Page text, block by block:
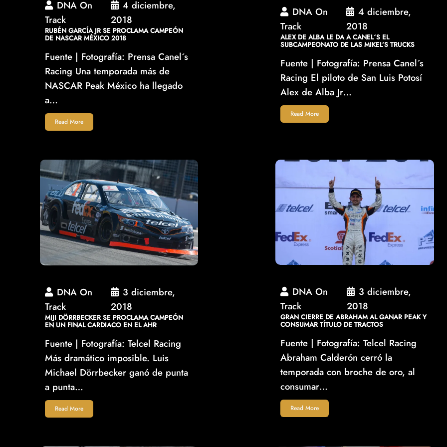
DNA On
Track
4 diciembre,
2018
RUBÉN GARCÍA JR SE PROCLAMA CAMPEÓN
DE NASCAR MÉXICO 2018
Fuente | Fotografía: Prensa Canel´s
Racing Una temporada más de
NASCAR Peak México ha llegado
a…
Read More
DNA On
Track
4 diciembre,
2018
ALEX DE ALBA LE DA A CANEL´S EL
SUBCAMPEONATO DE LAS MIKEL’S TRUCKS
Fuente | Fotografía: Prensa Canel´s
Racing El piloto de San Luis Potosí
Alex de Alba Jr…
Read More
DNA On
Track
3 diciembre,
2018
MIJI DÖRRBECKER SE PROCLAMA CAMPEÓN
EN UN FINAL CARDIACO EN EL AHR
Fuente | Fotografía: Telcel Racing
Más dramático imposible. Luis
Michael Dörrbecker ganó de punta
a punta…
Read More
DNA On
Track
3 diciembre,
2018
GRAN CIERRE DE ABRAHAM AL GANAR PEAK Y
CONSUMAR TÍTULO DE TRACTOS
Fuente | Fotografía: Telcel Racing
Abraham Calderón cerró la
temporada con broche de oro, al
consumar…
Read More